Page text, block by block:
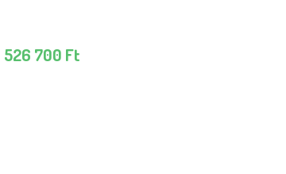
526 700 Ft